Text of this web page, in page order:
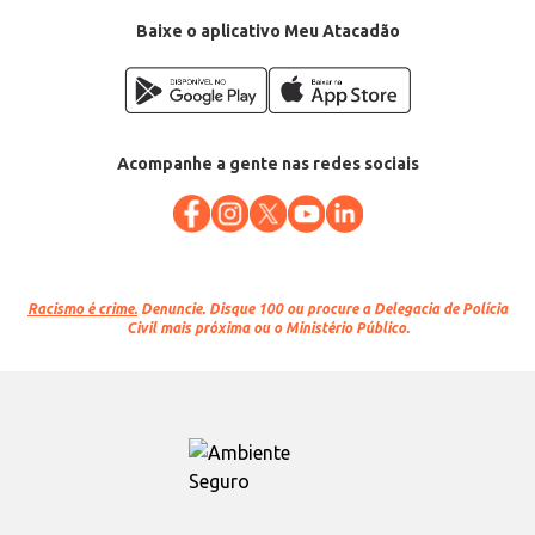
Baixe o aplicativo Meu Atacadão
Acompanhe a gente nas redes sociais
Racismo é crime. Denuncie. Disque 100 ou procure a Delegacia de Polícia
Civil mais próxima ou o Ministério Público.